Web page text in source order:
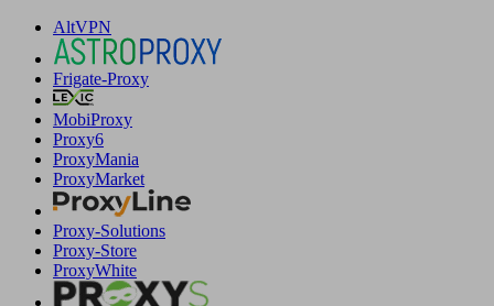
AltVPN
Frigate-Proxy
MobiProxy
Proxy6
ProxyMania
ProxyMarket
Proxy-Solutions
Proxy-Store
ProxyWhite